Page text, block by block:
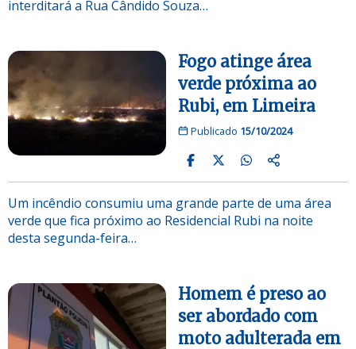
interditará a Rua Cândido Souza…
Fogo atinge área
verde próxima ao
Rubi, em Limeira
Publicado 15/10/2024
Um incêndio consumiu uma grande parte de uma área
verde que fica próximo ao Residencial Rubi na noite
desta segunda-feira…
Homem é preso ao
ser abordado com
moto adulterada em